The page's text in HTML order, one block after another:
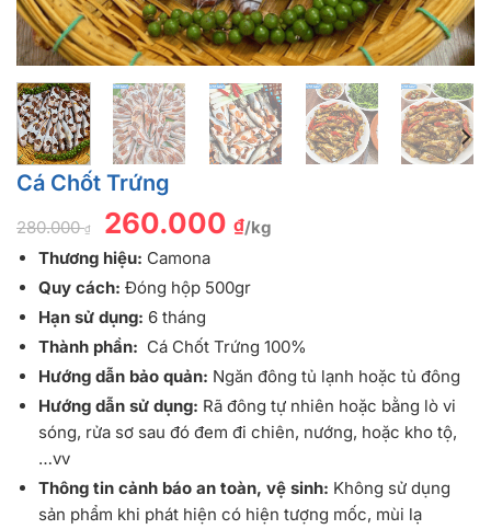
Cá Chốt Trứng
280.000₫
Giá
gốc
là:
280.000 ₫.
260.000 ₫Giá
hiện
260.000 ₫.
/kg
Thương hiệu: Camona
Quy cách: Đóng hộp 500gr
Hạn sử dụng: 6 tháng
Thành phần: Cá Chốt Trứng 100%
Hướng dẫn bảo quản: Ngăn đông tủ lạnh hoặc tủ đông
Hướng dẫn sử dụng: Rã đông tự nhiên hoặc bằng lò vi
sóng, rửa sơ sau đó đem đi chiên, nướng, hoặc kho tộ,
…vv
Thông tin cảnh báo an toàn, vệ sinh: Không sử dụng
sản phẩm khi phát hiện có hiện tượng mốc, mùi lạ